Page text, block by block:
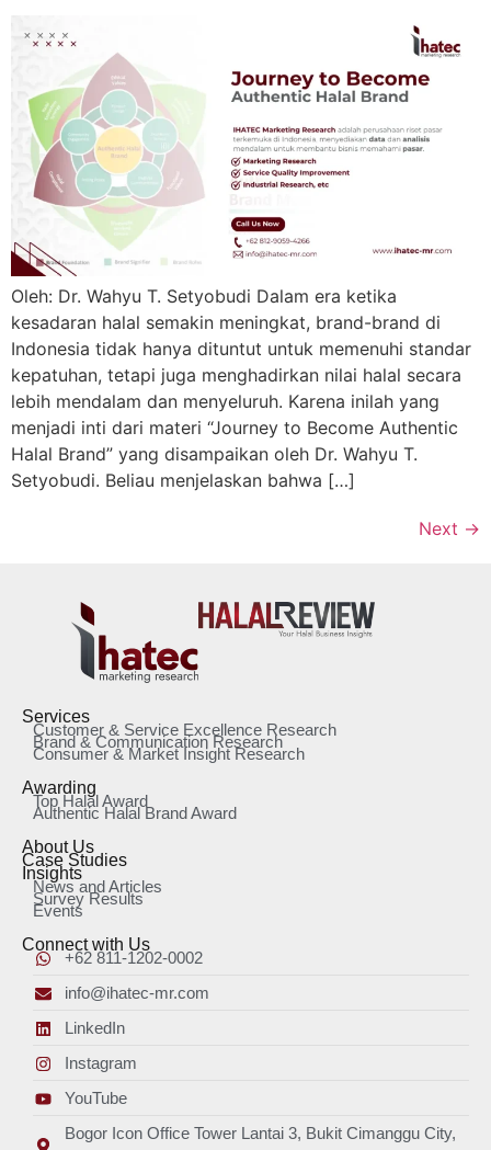
Oleh: Dr. Wahyu T. Setyobudi Dalam era ketika
kesadaran halal semakin meningkat, brand-brand di
Indonesia tidak hanya dituntut untuk memenuhi standar
kepatuhan, tetapi juga menghadirkan nilai halal secara
lebih mendalam dan menyeluruh. Karena inilah yang
menjadi inti dari materi “Journey to Become Authentic
Halal Brand” yang disampaikan oleh Dr. Wahyu T.
Setyobudi. Beliau menjelaskan bahwa […]
Next →
Services
Customer & Service Excellence Research
Brand & Communication Research
Consumer & Market Insight Research
Awarding
Top Halal Award
Authentic Halal Brand Award
About Us
Case Studies
Insights
News and Articles
Survey Results
Events
Connect with Us
+62 811-1202-0002
info@ihatec-mr.com
LinkedIn
Instagram
YouTube
Bogor Icon Office Tower Lantai 3, Bukit Cimanggu City,